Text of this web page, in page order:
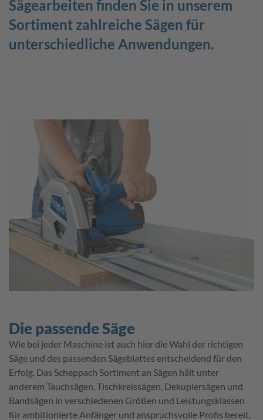
Sägearbeiten finden Sie in unserem
Sortiment zahlreiche Sägen für
unterschiedliche Anwendungen.
Die passende Säge
Wie bei jeder Maschine ist auch hier die Wahl der richtigen
Säge und des passenden Sägeblattes entscheidend für den
Erfolg. Das Scheppach Sortiment an Sägen hält unter
anderem Tauchsägen, Tischkreissägen, Dekupiersägen und
Bandsägen in verschiedenen Größen und Leistungsklassen
für ambitionierte Anfänger und anspruchsvolle Profis bereit.